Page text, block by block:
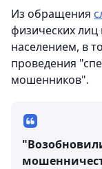
Из обращения
физических
населением, в
проведения
мошенников".